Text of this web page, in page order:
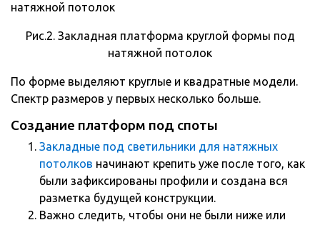
Рис.2. Закладная платформа круглой формы под
натяжной потолок
По форме выделяют круглые и квадратные модели.
Спектр размеров у первых несколько больше.
Создание платформ под споты
Закладные под светильники для натяжных
потолков начинают крепить уже после того, как
были зафиксированы профили и создана вся
разметка будущей конструкции.
Важно следить, чтобы они не были ниже или